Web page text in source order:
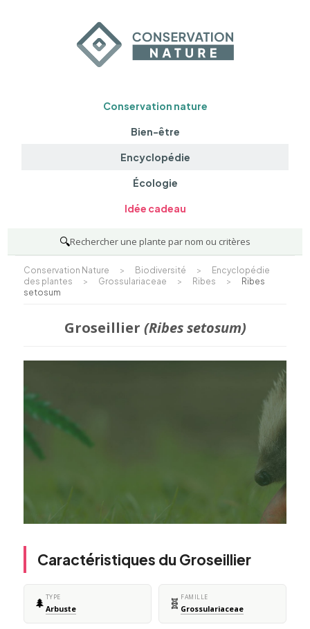
Conservation nature
Bien-être
Encyclopédie
Écologie
Idée cadeau
🔍Rechercher une plante par nom ou critères
Conservation Nature > Biodiversité >
Encyclopédie
des plantes
> Grossulariaceae > Ribes >
Ribes
setosum
Groseillier (Ribes setosum)
Caractéristiques du Groseillier
🌲 TYPE
Arbuste 🧬 FAMILLE
Grossulariaceae